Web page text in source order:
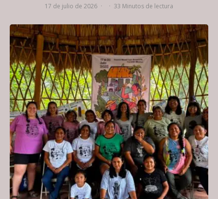
17 de julio de 2026 · · 33 Minutos de lectura